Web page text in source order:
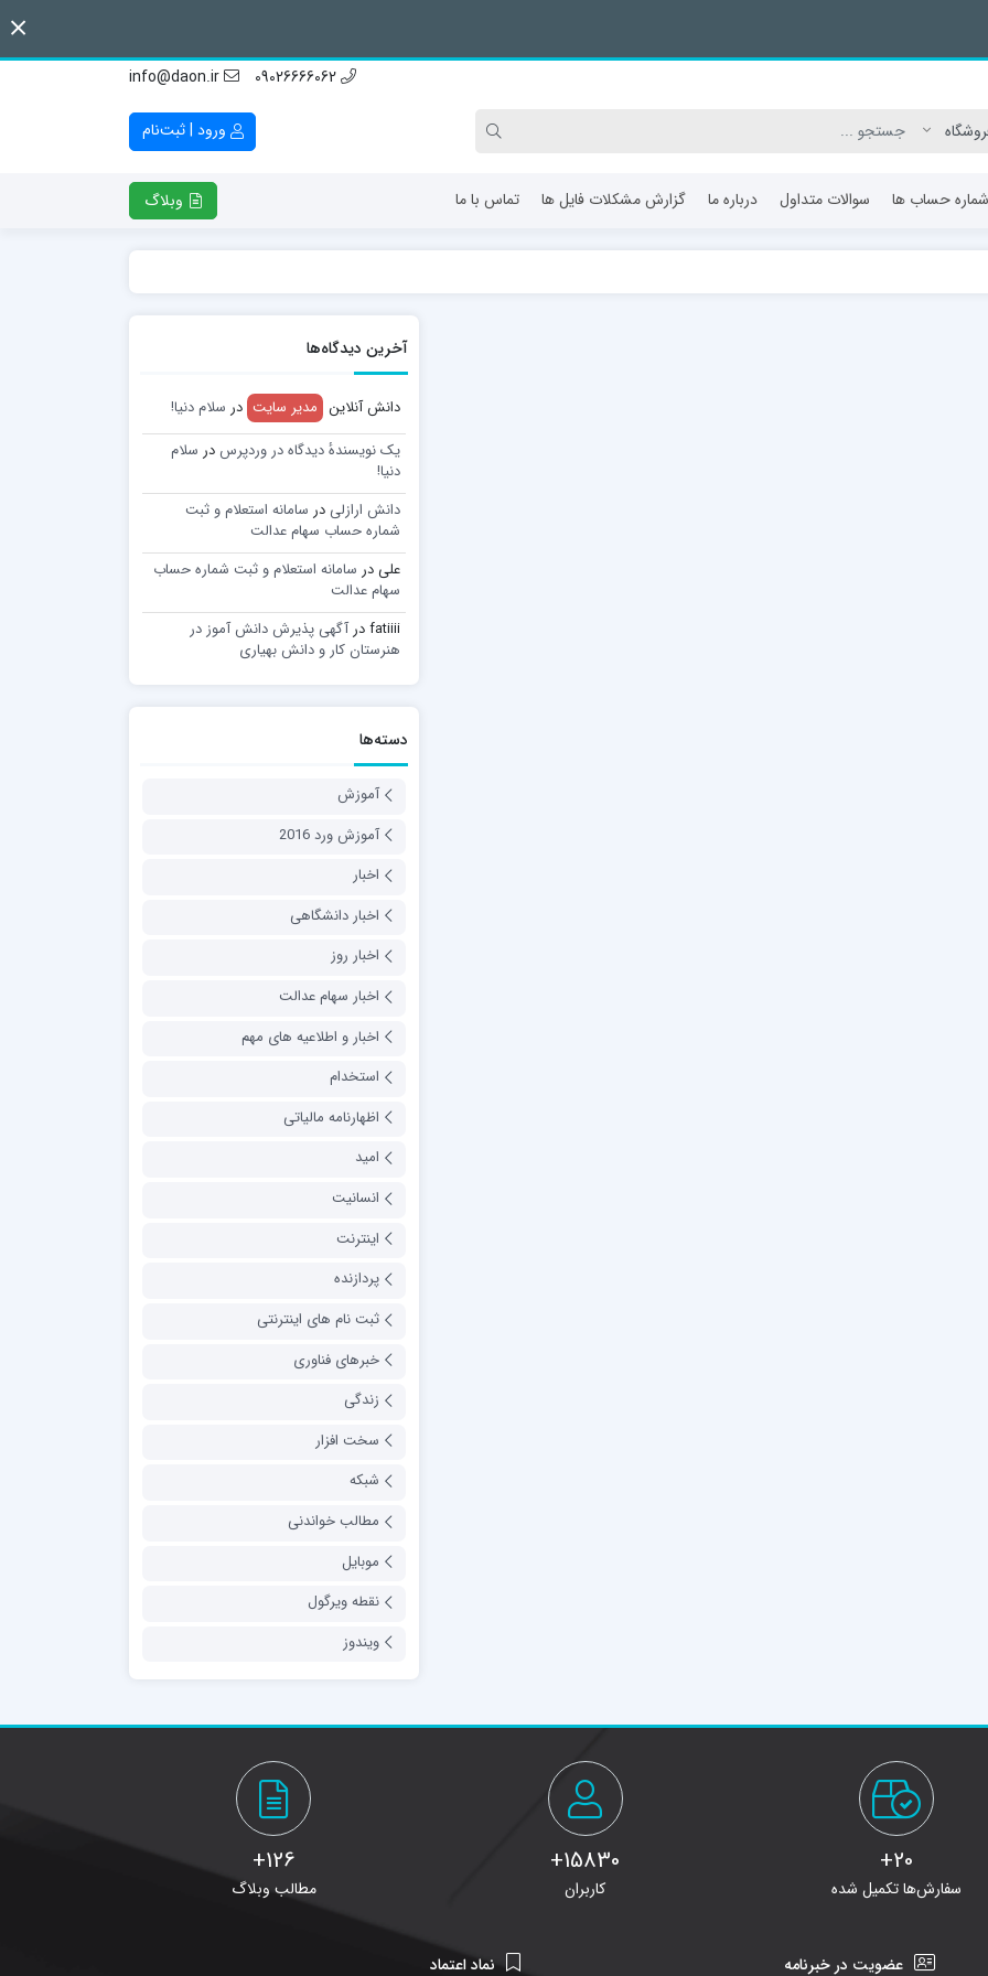
09026666062
info@daon.ir
ورود | ثبت‌نام
شماره حساب ها سوالات متداول درباره ما گزارش مشکلات فایل ها تماس با ما وبلاگ
آخرین دیدگاه‌ها
دانش آنلاین مدیر سایت در سلام دنیا!
یک نویسندهٔ دیدگاه در وردپرس در سلام
دنیا!
دانش ارازلی در سامانه استعلام و ثبت
شماره حساب سهام عدالت
علیدر سامانه استعلام و ثبت شماره حساب
سهام عدالت
fatiiiiدرآگهی پذیرش دانش آموز در
هنرستان کار و دانش بهیاری
دسته‌ها
آموزش
آموزش ورد 2016
اخبار
اخبار دانشگاهی
اخبار روز
اخبار سهام عدالت
اخبار و اطلاعیه های مهم
استخدام
اظهارنامه مالیاتی
امید
انسانیت
اینترنت
پردازنده
ثبت نام های اینترنتی
خبرهای فناوری
زندگی
سخت افزار
شبکه
مطالب خواندنی
موبایل
نقطه ویرگول
ویندوز
20+
سفارش‌ها تکمیل شده
15830+
کاربران
126+
مطالب وبلاگ
عضویت در خبرنامه نماد اعتماد